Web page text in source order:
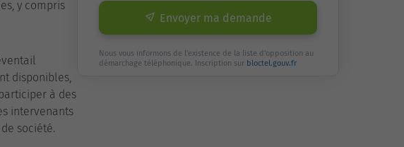
y compris
disponibles,
à des
intervenants
société.
Envoyer ma demande
Nous vous informons de l'existence de la liste d'opposition au
démarchage téléphonique. Inscription sur bloctel.gouv.fr